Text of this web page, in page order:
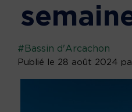
#Bassin d'Arcachon
Publié le 28 août 2024